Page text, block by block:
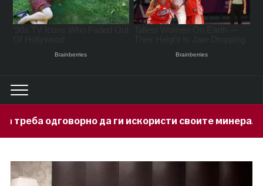
ги искористи своите минерални богатства